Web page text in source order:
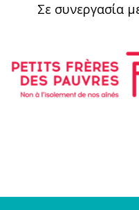
Σε συνεργασία